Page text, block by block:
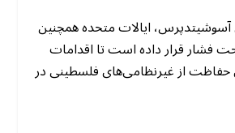
آسوشیتدپرس، ایالات متحده همچنین
فشار قرار داده است تا اقدامات
حفاظت از غیرنظامی‌های فلسطینی در